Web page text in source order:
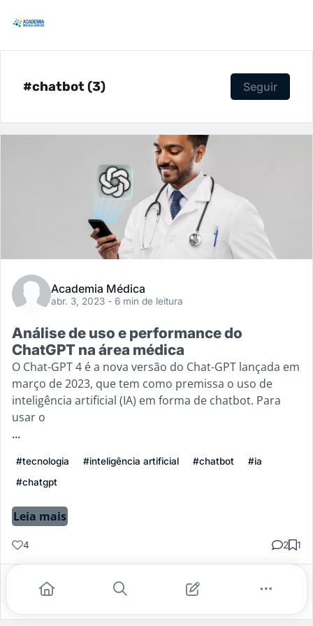
#chatbot (3) Seguir
Academia Médica
abr. 3, 2023 - 6 min de leitura
Análise de uso e performance do
ChatGPT na área médica
O Chat-GPT 4 é a nova versão do Chat-GPT lançada em
março de 2023, que tem como premissa o uso de
inteligência artificial (IA) em forma de chatbot. Para
usar o
...
#tecnologia #inteligência artificial #chatbot
#ia
#chatgpt
Leia mais
4 2 1
Gostei Comentar Salvar